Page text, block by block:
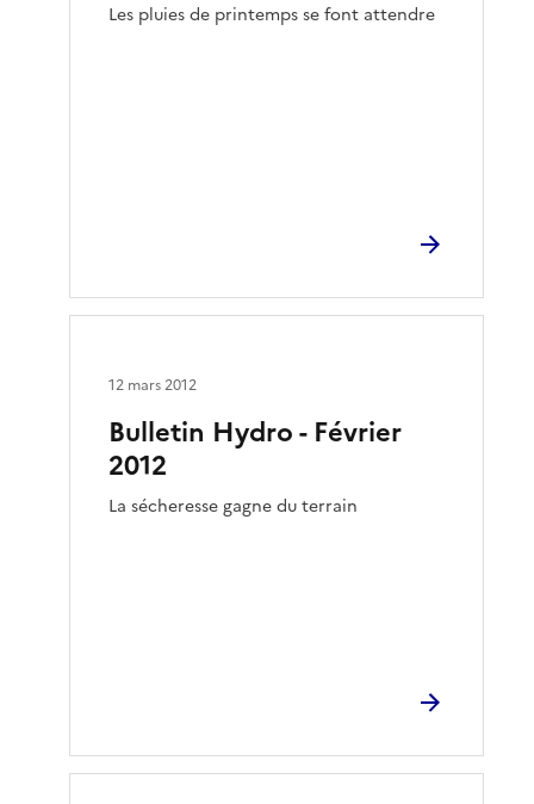
Les pluies de printemps se font attendre
Bulletin Hydro - Février
2012
La sécheresse gagne du terrain
12 mars 2012